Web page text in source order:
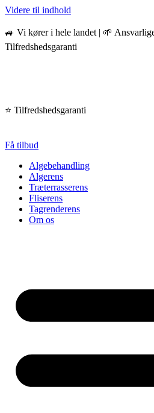
Videre til indhold
🚙 Vi kører i hele landet | 🌱
Tilfredshedsgaranti
⭐️ Tilfredshedsgaranti
Få tilbud
Algebehandling
Algerens
Træterrasserens
Fliserens
Tagrenderens
Om os